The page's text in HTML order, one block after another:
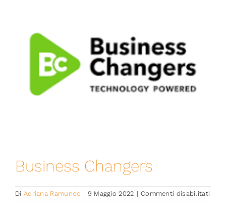
News ed Eventi
Contatti
Business Changers
Di Adriana Ramundo | 9 Maggio 2022 | Commenti disabilitati